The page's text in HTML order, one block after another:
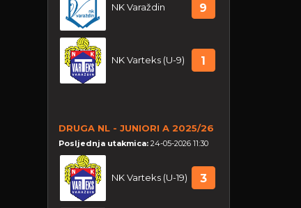
NK Varaždin 9
NK Varteks (U-9) 1
DRUGA NL - JUNIORI A 2025/26
Posljednja utakmica: 24-05-2026 11:30
NK Varteks (U-19) 3